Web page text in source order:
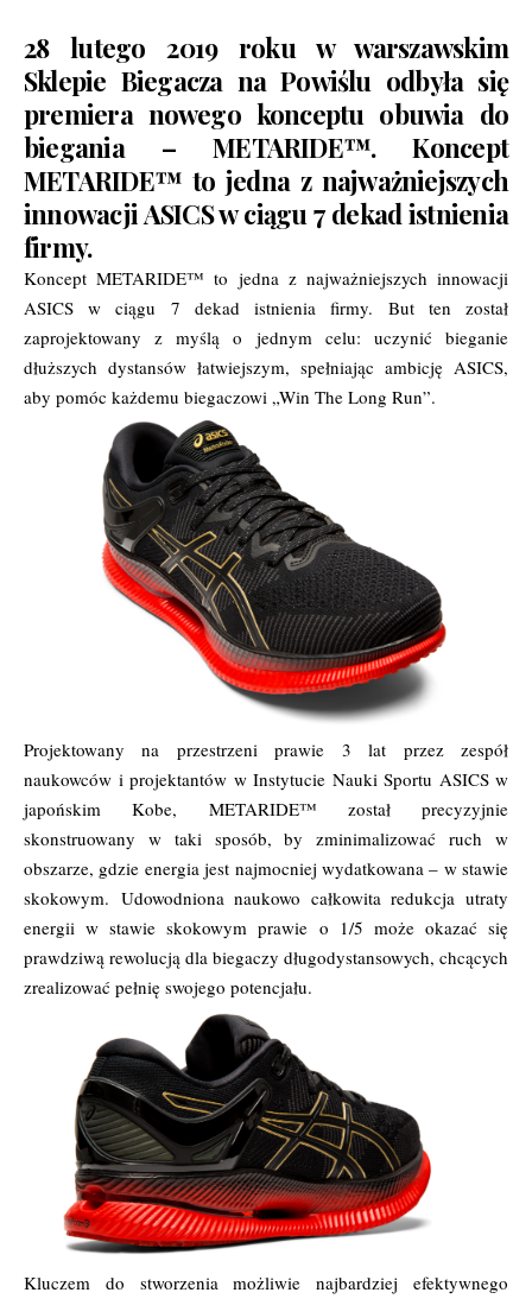
28 lutego 2019 roku w warszawskim
Sklepie Biegacza na Powiślu odbyła się
premiera nowego konceptu obuwia do
biegania – METARIDE™. Koncept
METARIDE™ to jedna z najważniejszych
innowacji ASICS w ciągu 7 dekad istnienia
firmy.
Koncept METARIDE™ to jedna z najważniejszych innowacji
ASICS w ciągu 7 dekad istnienia firmy. But ten został
zaprojektowany z myślą o jednym celu: uczynić bieganie
dłuższych dystansów łatwiejszym, spełniając ambicję ASICS,
aby pomóc każdemu biegaczowi „Win The Long Run”.
Projektowany na przestrzeni prawie 3 lat przez zespół
naukowców i projektantów w Instytucie Nauki Sportu ASICS w
japońskim Kobe, METARIDE™ został precyzyjnie
skonstruowany w taki sposób, by zminimalizować ruch w
obszarze, gdzie energia jest najmocniej wydatkowana – w stawie
skokowym. Udowodniona naukowo całkowita redukcja utraty
energii w stawie skokowym prawie o 1/5 może okazać się
prawdziwą rewolucją dla biegaczy długodystansowych, chcących
zrealizować pełnię swojego potencjału.
Kluczem do stworzenia możliwie najbardziej efektywnego